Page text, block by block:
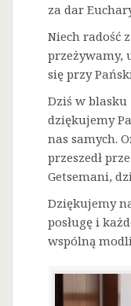
za dar
Niech radość
przeżywamy,
się przy
Dziś w
dziękujemy
nas samych.
przeszedł
Getsemani,
Dziękujemy
posługę i
wspólną